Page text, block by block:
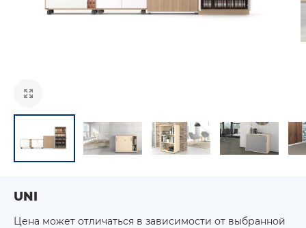
UNI
Цена может отличаться в зависимости от выбранной